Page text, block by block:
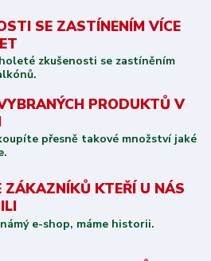
SE ZASTÍNENÍM VÍCE
zkušenosti se zastíněním
PRODUKTŮ V
přesně takové množství jaké
ZÁKAZNÍKŮ KTEŘÍ U NÁS
e-shop, máme historii.